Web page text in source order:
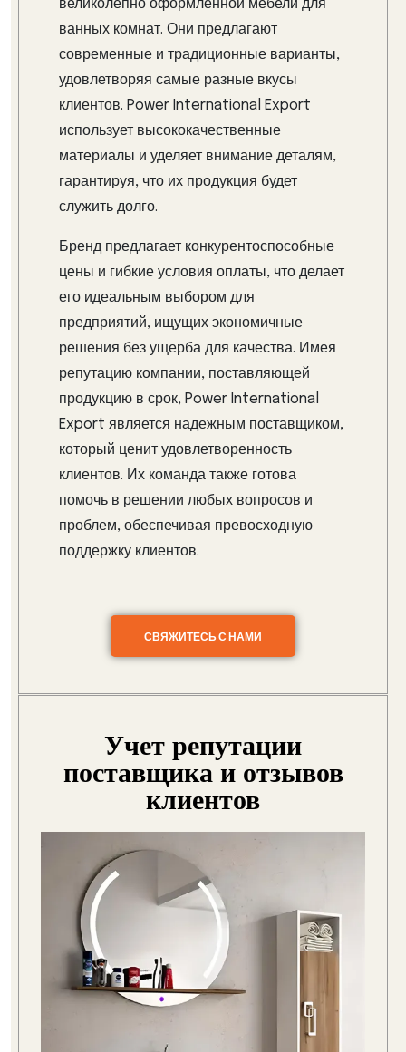
великолепно оформленной мебели для
ванных комнат. Они предлагают
современные и традиционные варианты,
удовлетворяя самые разные вкусы
клиентов. Power International Export
использует высококачественные
материалы и уделяет внимание деталям,
гарантируя, что их продукция будет
служить долго.
Бренд предлагает конкурентоспособные
цены и гибкие условия оплаты, что делает
его идеальным выбором для
предприятий, ищущих экономичные
решения без ущерба для качества. Имея
репутацию компании, поставляющей
продукцию в срок, Power International
Export является надежным поставщиком,
который ценит удовлетворенность
клиентов. Их команда также готова
помочь в решении любых вопросов и
проблем, обеспечивая превосходную
поддержку клиентов.
СВЯЖИТЕСЬ С НАМИ
Учет репутации
поставщика и отзывов
клиентов